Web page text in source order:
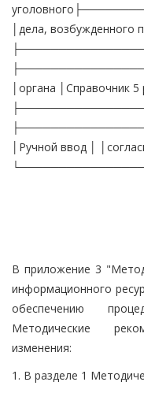
│дела, возбужденного
│органа │Справочник
│Ручной ввод │
В приложение 3
информационного
обеспечению
Методические
изменения:
1. В разделе 1